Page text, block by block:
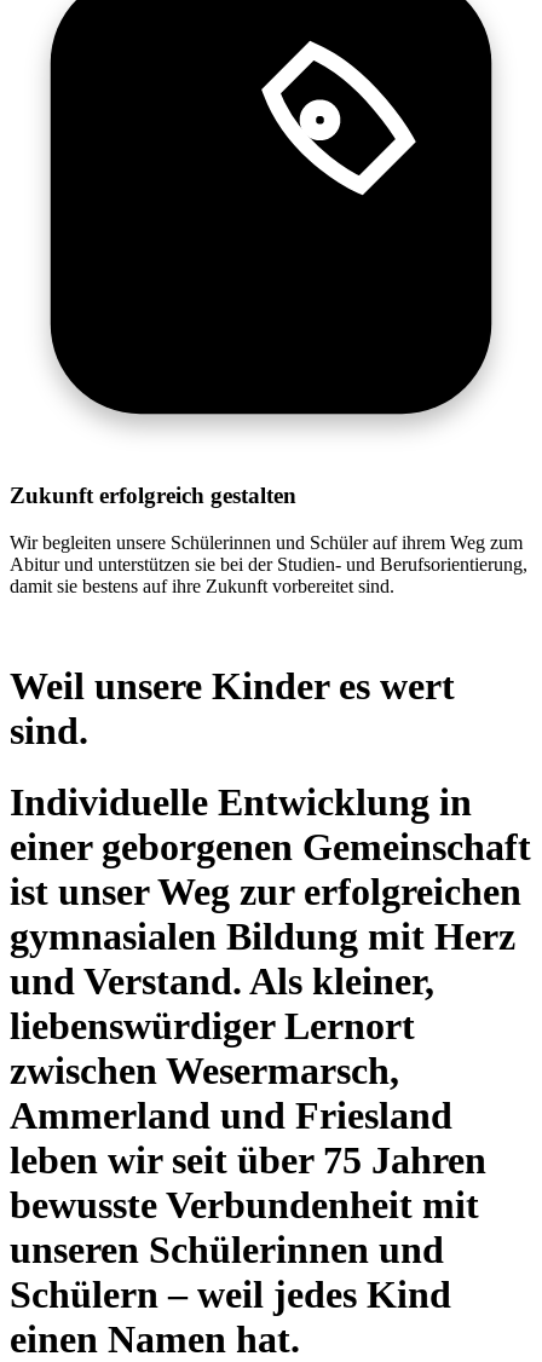
Zukunft erfolgreich gestalten
Wir begleiten unsere Schülerinnen und Schüler auf ihrem Weg zum
Abitur und unterstützen sie bei der Studien- und Berufsorientierung,
damit sie bestens auf ihre Zukunft vorbereitet sind.
Weil unsere Kinder es wert
sind.
Individuelle Entwicklung in
einer geborgenen Gemeinschaft
ist unser Weg zur erfolgreichen
gymnasialen Bildung mit Herz
und Verstand. Als kleiner,
liebenswürdiger Lernort
zwischen Wesermarsch,
Ammerland und Friesland
leben wir seit über 75 Jahren
bewusste Verbundenheit mit
unseren Schülerinnen und
Schülern – weil jedes Kind
einen Namen hat.